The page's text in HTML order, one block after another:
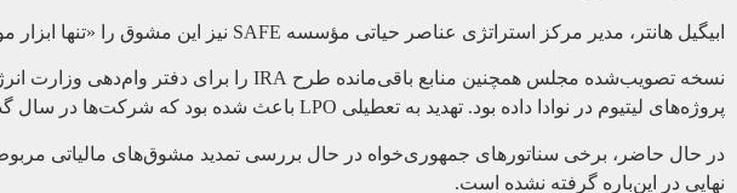
ابیگیل هانتر، مدیر مرکز استراتژی عناصر حیاتی مؤسسه SAFE نیز این مشوق را «تنها ابزار موجود برای حمایت از صنعتی» دانسته که تحت تأثیر دست‌کاری بازار قرار دارد.
پروژه‌های لیتیوم در نوادا داده بود. تهدید به تعطیلی LPO باعث شده بود که شرکت‌ها در سال گذشته برای نهایی کردن وام‌های خود عجله کنند.
در حال حاضر، برخی سناتورهای جمهوری‌خواه در حال بررسی تمدید مشوق‌های مالیاتی مربوط
نهایی در این‌باره گرفته نشده است.